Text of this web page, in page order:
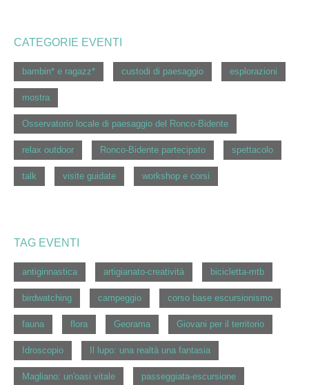
CATEGORIE EVENTI
bambin* e ragazz* custodi di paesaggio esplorazioni
mostra
Osservatorio locale di paesaggio del Ronco-Bidente
relax outdoor Ronco-Bidente partecipato spettacolo
talk visite guidate workshop e corsi
TAG EVENTI
antiginnastica artigianato-creatività bicicletta-mtb
birdwatching campeggio corso base escursionismo
fauna flora Georama Giovani per il territorio
Idroscopio Il lupo: una realtà una fantasia
Magliano: un'oasi vitale passeggiata-escursione